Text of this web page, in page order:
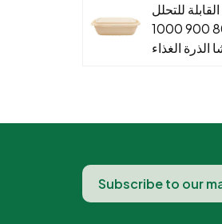
والباردة
للتحلل
700 800 900 1000
الذرة الغذاء